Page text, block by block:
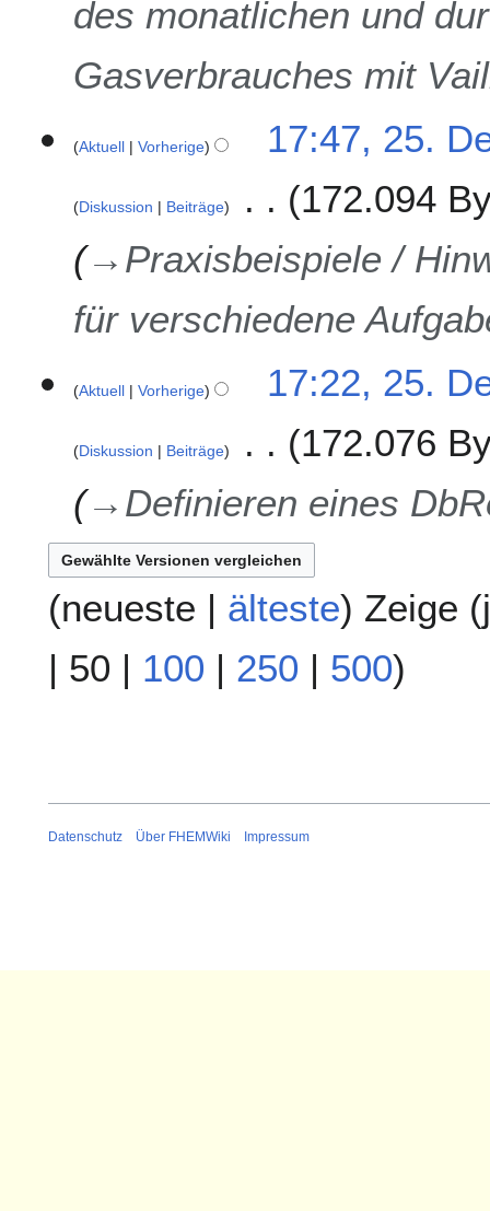
des monatlichen und
Gasverbrauches mit
Aktuell Vorherige 17:47, 25.
Diskussion Beiträge
172.094
→ Praxisbeispiele /
für verschiedene
Aktuell Vorherige 17:22, 25.
Diskussion Beiträge
172.076
→ Definieren eines
(neueste | älteste) Zeige (
| 50 | 100 | 250 | 500)
Datenschutz Über FHEMWiki Impressum